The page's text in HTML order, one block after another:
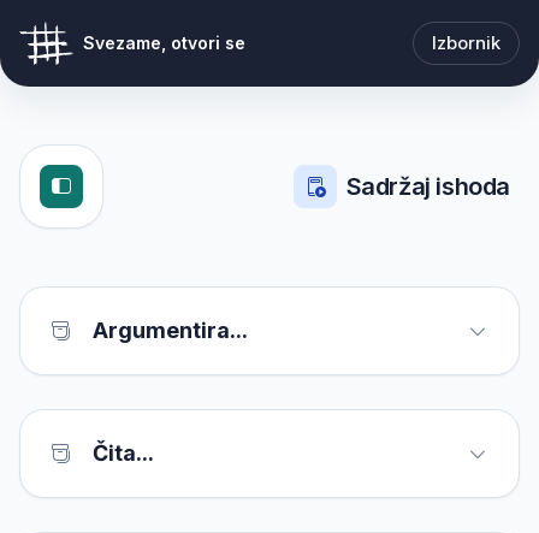
Svezame, otvori se Izbornik
Sadržaj ishoda
Argumentira...
Čita...